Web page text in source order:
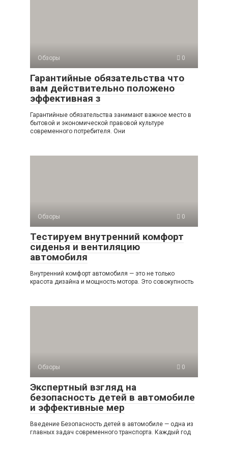
Обзоры 0
Гарантийные обязательства что
вам действительно положено
эффективная з
Гарантийные обязательства занимают важное место в
бытовой и экономической правовой культуре
современного потребителя. Они
Обзоры 0
Тестируем внутренний комфорт
сиденья и вентиляцию
автомобиля
Внутренний комфорт автомобиля — это не только
красота дизайна и мощность мотора. Это совокупность
Обзоры 0
Экспертный взгляд на
безопасность детей в автомобиле
и эффективные мер
Введение Безопасность детей в автомобиле — одна из
главных задач современного транспорта. Каждый год